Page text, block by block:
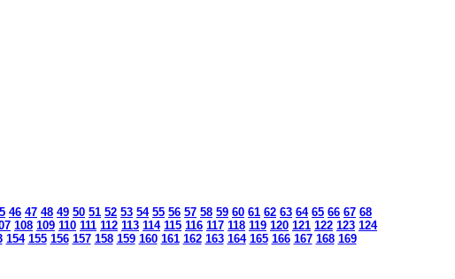
46 47 48 49 50 51 52 53 54 55 56 57 58 59 60 61 62 63 64 65 66 67 68
108 109 110 111 112 113 114 115 116 117 118 119 120 121 122 123 124
154 155 156 157 158 159 160 161 162 163 164 165 166 167 168 169